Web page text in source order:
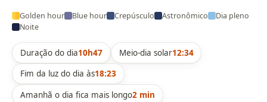
Golden hour Blue hour Crepúsculo Astronômico
Dia pleno
Noite
Duração do dia10h47 Meio-dia solar12:34
Fim da luz do dia às18:23
Amanhã o dia fica mais longo2 min